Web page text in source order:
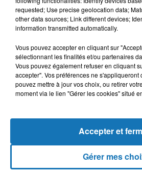
requested; Use precise geolocation data;
other data sources; Link different devices;
information transmitted automatically.
Vous pouvez accepter en cliquant sur
sélectionnant les finalités et/ou partenaires
Vous pouvez également refuser en cliquant
accepter". Vos préférences ne s'appliqueront
pouvez mettre à jour vos choix, ou retirer
moment via le lien "Gérer les cookies" situé
Gérer mes
Accepter et